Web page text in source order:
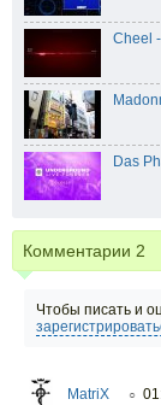
Cheel
Das
Комментарии 2
Чтобы писать и
MatriX ○